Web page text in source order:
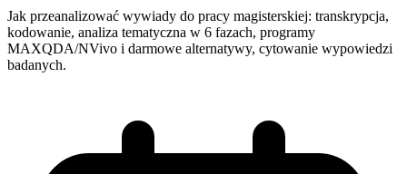
Jak przeanalizować wywiady do pracy magisterskiej: transkrypcja,
kodowanie, analiza tematyczna w 6 fazach, programy
MAXQDA/NVivo i darmowe alternatywy, cytowanie wypowiedzi
badanych.